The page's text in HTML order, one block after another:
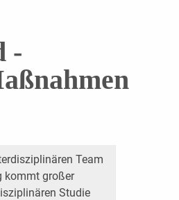
Team
kommt großer
Studie